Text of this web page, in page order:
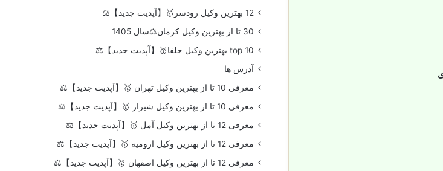
12 بهترین وکیل رودسر🥇【آپدیت جدید】⚖️
30 تا از بهترین وکیل کرمان⚖️سال 1405
top 10 بهترین وکیل جلفا🥇【آپدیت جدید】⚖️
آدرس ها
معرفی 10 تا از بهترین وکیل تهران 🥇【آپدیت جدید】⚖️
معرفی 10 تا از بهترین وکیل شیراز 🥇【آپدیت جدید】⚖️
معرفی 12 تا از بهترین وکیل آمل 🥇【آپدیت جدید】⚖️
معرفی 12 تا از بهترین وکیل ارومیه 🥇【آپدیت جدید】⚖️
معرفی 12 تا از بهترین وکیل اصفهان 🥇【آپدیت جدید】⚖️